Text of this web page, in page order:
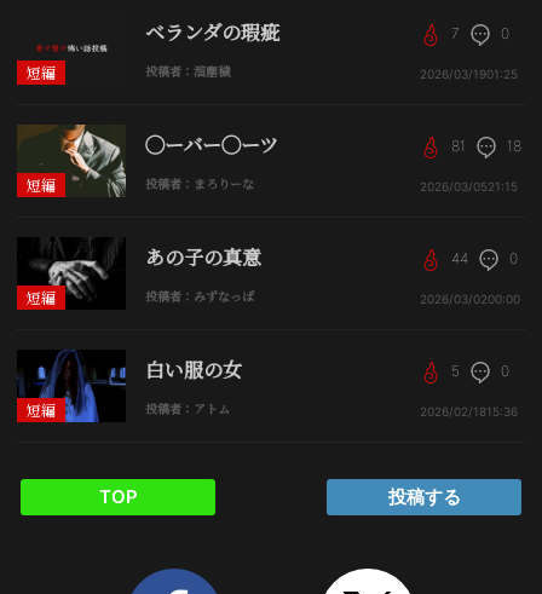
短編
ベランダの瑕疵
投稿者：溜塵穢
7 0
2026/03/1901:25
短編
◯ーバー◯ーツ
投稿者：まろりーな
81 18
2026/03/0521:15
短編
あの子の真意
投稿者：みずなっぱ
44 0
2026/03/0200:00
短編
白い服の女
投稿者：アトム
5 0
2026/02/1815:36
TOP 投稿する